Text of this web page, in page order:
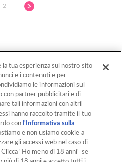
2
Prodotti
Cos'è Aquabeads?
tua esperienza sul nostro sito
e i contenuti e per
le informazioni sul
con partner pubblicitari e di
tali informazioni con altri
hanno raccolto tramite il tuo
con l'Informativa sulla
e non usiamo cookie a
gli accessi web nel caso di
"Ho meno di 18 anni" se